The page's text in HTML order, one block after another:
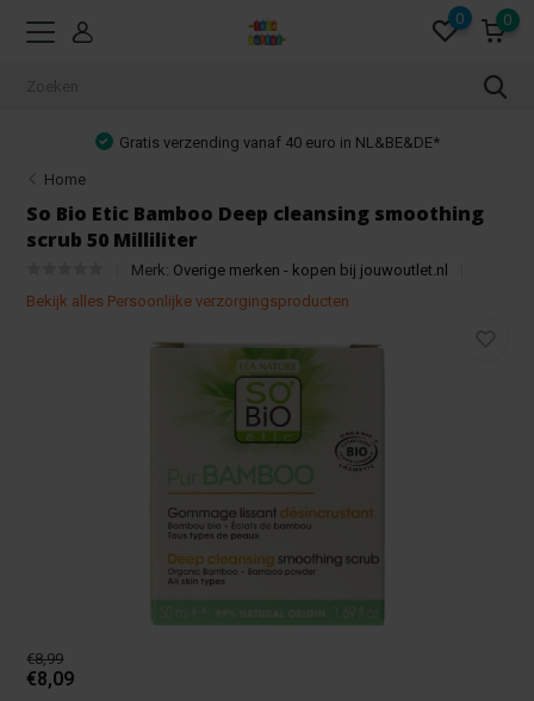
0 0
Gratis verzending vanaf 40 euro in NL&BE&DE*
Home
So Bio Etic Bamboo Deep cleansing smoothing
scrub 50 Milliliter
Merk: Overige merken - kopen bij jouwoutlet.nl
Bekijk alles Persoonlijke verzorgingsproducten
€8,99
€8,09